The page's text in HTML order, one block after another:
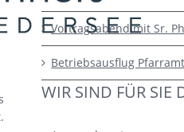
Vortragsabend mit Sr.
Betriebsausflug Pfarramt
WIR SIND FÜR SIE